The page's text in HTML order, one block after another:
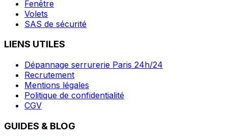
Fenêtre
Volets
SAS de sécurité
LIENS UTILES
Dépannage serrurerie Paris 24h/24
Recrutement
Mentions légales
Politique de confidentialité
CGV
GUIDES & BLOG